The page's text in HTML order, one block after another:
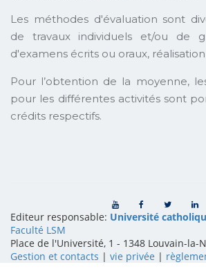
Les méthodes d'évaluation sont
de travaux individuels et/ou de
d'examens écrits ou oraux,
Pour l’obtention de la moyenne,
pour les différentes activités sont
crédits respectifs.
Editeur responsable: Université
Faculté LSM
Place de l'Université, 1 - 1348 Louvain-la-
Gestion et contacts | vie privée |